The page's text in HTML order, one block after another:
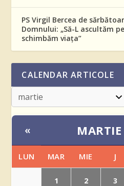
PS Virgil Bercea de
Domnului: „Să-L ascultăm
schimbăm viața”
CALENDAR ARTICOLE
«
LUN MAR MIE J
1 2 3